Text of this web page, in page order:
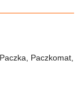
Paczkomat,